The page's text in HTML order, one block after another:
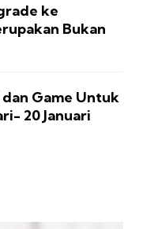
ke
Bukan
Game Untuk
20 Januari